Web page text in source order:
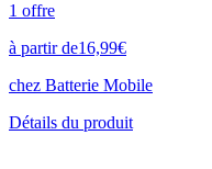
1 offre
à partir de16,99€
chez Batterie Mobile
Détails du produit